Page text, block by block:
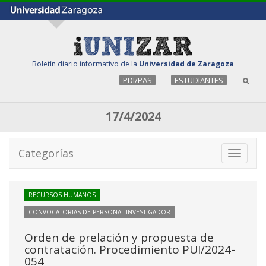
Boletín diario informativo de la Universidad de Zaragoza
PDI/PAS ESTUDIANTES
17/4/2024
Toggle
Categorías
RECURSOS HUMANOS
CONVOCATORIAS DE PERSONAL INVESTIGADOR
Orden de prelación y propuesta de
contratación. Procedimiento PUI/2024-
054